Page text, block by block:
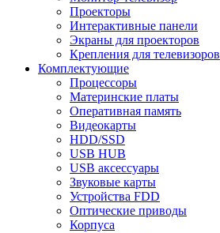
Проекторы
Интерактивные панели
Экраны для проекторов
Крепления для телевизоров
Комплектующие
Процессоры
Материнские платы
Оперативная память
Видеокарты
HDD/SSD
USB HUB
USB аксессуары
Звуковые карты
Устройства FDD
Оптические приводы
Корпуса